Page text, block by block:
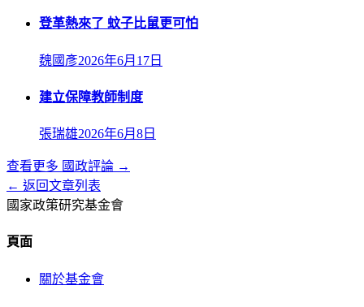
登革熱來了 蚊子比鼠更可怕
魏國彥2026年6月17日
建立保障教師制度
張瑞雄2026年6月8日
查看更多 國政評論 →
← 返回文章列表
國家政策研究基金會
頁面
關於基金會